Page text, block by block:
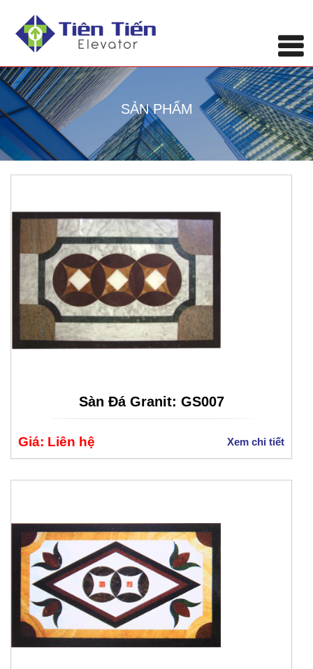
SẢN PHẨM
Sàn Đá Granit: GS007
Giá: Liên hệ Xem chi tiết